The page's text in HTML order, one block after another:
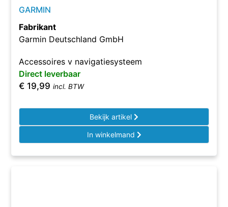
GARMIN
Fabrikant
Garmin Deutschland GmbH
Accessoires v navigatiesysteem
Direct leverbaar
€ 19,99 incl. BTW
Bekijk artikel
In winkelmand